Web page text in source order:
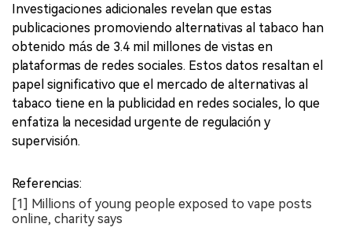
Investigaciones adicionales revelan que estas
publicaciones promoviendo alternativas al tabaco han
obtenido más de 3.4 mil millones de vistas en
plataformas de redes sociales. Estos datos resaltan el
papel significativo que el mercado de alternativas al
tabaco tiene en la publicidad en redes sociales, lo que
enfatiza la necesidad urgente de regulación y
supervisión.
Referencias:
[1] Millions of young people exposed to vape posts
online, charity says